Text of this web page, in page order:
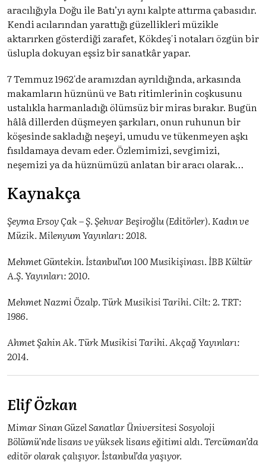
aracılığıyla Doğu ile Batı’yı aynı kalpte attırma çabasıdır.
Kendi acılarından yarattığı güzellikleri müzikle
aktarırken gösterdiği zarafet, Kökdeş'i notaları özgün bir
üslupla dokuyan eşsiz bir sanatkâr yapar.
7 Temmuz 1962'de aramızdan ayrıldığında, arkasında
makamların hüznünü ve Batı ritimlerinin coşkusunu
ustalıkla harmanladığı ölümsüz bir miras bırakır. Bugün
hâlâ dillerden düşmeyen şarkıları, onun ruhunun bir
köşesinde sakladığı neşeyi, umudu ve tükenmeyen aşkı
fısıldamaya devam eder. Özlemimizi, sevgimizi,
neşemizi ya da hüznümüzü anlatan bir aracı olarak…
Kaynakça
Şeyma Ersoy Çak – Ş. Şehvar Beşiroğlu (Editörler). Kadın ve
Müzik. Milenyum Yayınları: 2018.
Mehmet Güntekin. İstanbul’un 100 Musikişinası. İBB Kültür
A.Ş. Yayınları: 2010.
Mehmet Nazmi Özalp. Türk Musikisi Tarihi. Cilt: 2. TRT:
1986.
Ahmet Şahin Ak. Türk Musikisi Tarihi. Akçağ Yayınları:
2014.
Elif Özkan
Mimar Sinan Güzel Sanatlar Üniversitesi Sosyoloji
Bölümü’nde lisans ve yüksek lisans eğitimi aldı. Tercüman’da
editör olarak çalışıyor. İstanbul’da yaşıyor.